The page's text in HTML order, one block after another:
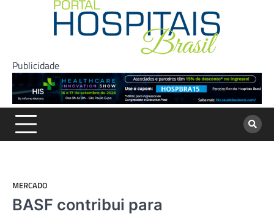
Publicidade
MERCADO
BASF contribui para